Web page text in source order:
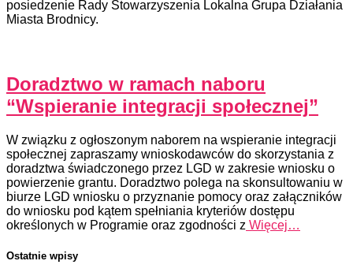
posiedzenie Rady Stowarzyszenia Lokalna Grupa Działania
Miasta Brodnicy.
Doradztwo w ramach naboru
“Wspieranie integracji społecznej”
W związku z ogłoszonym naborem na wspieranie integracji
społecznej zapraszamy wnioskodawców do skorzystania z
doradztwa świadczonego przez LGD w zakresie wniosku o
powierzenie grantu. Doradztwo polega na skonsultowaniu w
biurze LGD wniosku o przyznanie pomocy oraz załączników
do wniosku pod kątem spełniania kryteriów dostępu
określonych w Programie oraz zgodności z Więcej…
Ostatnie wpisy